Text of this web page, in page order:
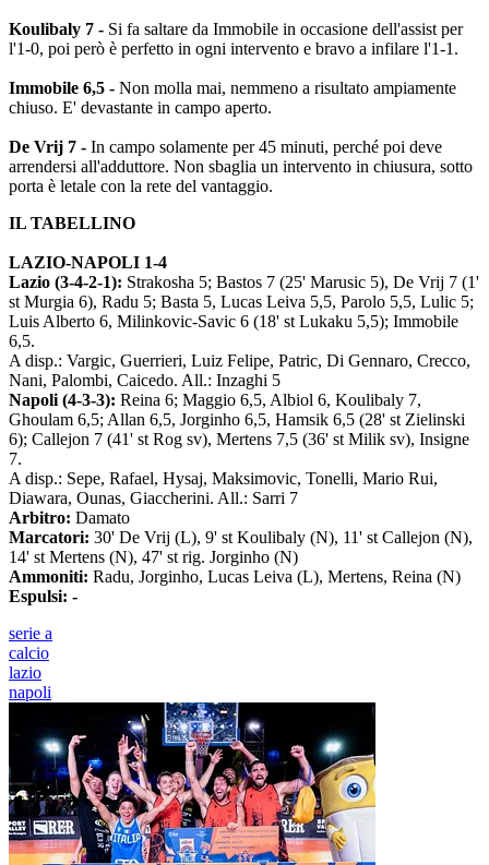
Koulibaly 7 - Si fa saltare da Immobile in occasione dell'assist per
l'1-0, poi però è perfetto in ogni intervento e bravo a infilare l'1-1.
Immobile 6,5 - Non molla mai, nemmeno a risultato ampiamente
chiuso. E' devastante in campo aperto.
De Vrij 7 - In campo solamente per 45 minuti, perché poi deve
arrendersi all'adduttore. Non sbaglia un intervento in chiusura, sotto
porta è letale con la rete del vantaggio.
IL TABELLINO
LAZIO-NAPOLI 1-4
Lazio (3-4-2-1): Strakosha 5; Bastos 7 (25' Marusic 5), De Vrij 7 (1'
st Murgia 6), Radu 5; Basta 5, Lucas Leiva 5,5, Parolo 5,5, Lulic 5;
Luis Alberto 6, Milinkovic-Savic 6 (18' st Lukaku 5,5); Immobile
6,5.
A disp.: Vargic, Guerrieri, Luiz Felipe, Patric, Di Gennaro, Crecco,
Nani, Palombi, Caicedo. All.: Inzaghi 5
Napoli (4-3-3): Reina 6; Maggio 6,5, Albiol 6, Koulibaly 7,
Ghoulam 6,5; Allan 6,5, Jorginho 6,5, Hamsik 6,5 (28' st Zielinski
6); Callejon 7 (41' st Rog sv), Mertens 7,5 (36' st Milik sv), Insigne
7.
A disp.: Sepe, Rafael, Hysaj, Maksimovic, Tonelli, Mario Rui,
Diawara, Ounas, Giaccherini. All.: Sarri 7
Arbitro: Damato
Marcatori: 30' De Vrij (L), 9' st Koulibaly (N), 11' st Callejon (N),
14' st Mertens (N), 47' st rig. Jorginho (N)
Ammoniti: Radu, Jorginho, Lucas Leiva (L), Mertens, Reina (N)
Espulsi: -
serie a
calcio
lazio
napoli